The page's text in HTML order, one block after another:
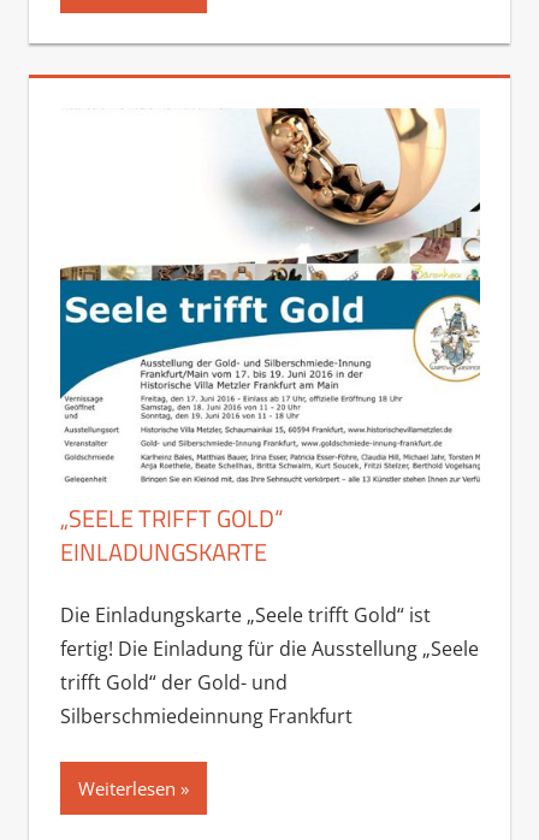
„SEELE TRIFFT GOLD“
EINLADUNGSKARTE
Die Einladungskarte „Seele trifft Gold“ ist
fertig! Die Einladung für die Ausstellung „Seele
trifft Gold“ der Gold- und
Silberschmiedeinnung Frankfurt
Weiterlesen